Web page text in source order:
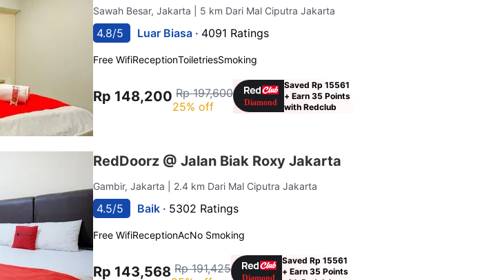
Sawah Besar, Jakarta | 5 km Dari Mal Ciputra Jakarta
4.8/5 Luar Biasa · 4091 Ratings
Free WifiReceptionToiletriesSmoking
Rp 148,200 Rp 197,600
25% off
Saved Rp 15561
+ Earn 35 Points
with Redclub
RedDoorz @ Jalan Biak Roxy Jakarta
Gambir, Jakarta | 2.4 km Dari Mal Ciputra Jakarta
4.5/5 Baik · 5302 Ratings
Free WifiReceptionAcNo Smoking
Rp 143,568 Rp 191,425
Saved Rp 15561
+ Earn 35 Points